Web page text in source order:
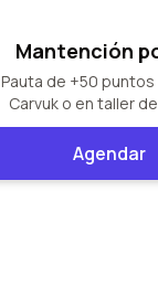
Mantención
Pauta de +50
Carvuk o en taller de
Agendar